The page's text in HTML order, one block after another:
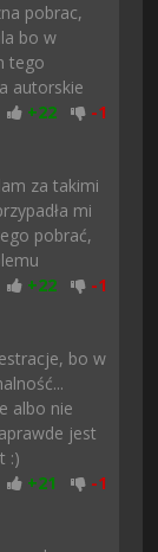
pobrac,
bo w
tego
autorskie
+22 -1
za takimi
mi
pobrać,
+22 -1
bo w
albo nie
jest
:)
+21 -1